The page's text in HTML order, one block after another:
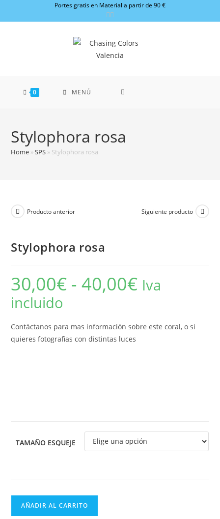
Portes gratis en Material a partir de 90 €
0 MENÚ
Stylophora rosa
Home »SPS » Stylophora rosa
Producto anterior Siguiente producto
Stylophora rosa
30,00€ - 40,00€ precios:
Iva
incluido
Contáctanos para mas información sobre este coral, o si
quieres fotografias con distintas luces
TAMAÑO ESQUEJE
Stylophora
AÑADIR AL CARRITO